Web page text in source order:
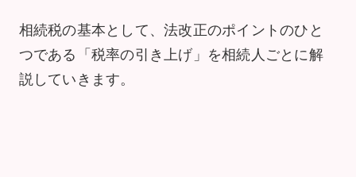
相続税の基本として、法改正のポイントのひと
つである「税率の引き上げ」を相続人ごとに解
説していきます。